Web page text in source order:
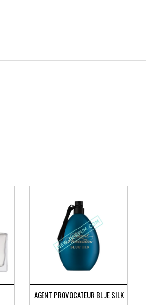
AGENT PROVOCATEUR BLUE SILK